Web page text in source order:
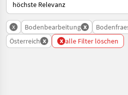
x Bodenbearbeitung x
Österreich x x alle Filter löschen